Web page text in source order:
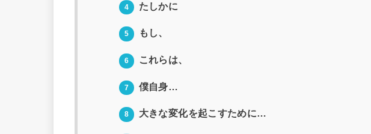
4 たしかに
5 もし、
6 これらは、
7 僕自身…
8 大きな変化を起こすために…